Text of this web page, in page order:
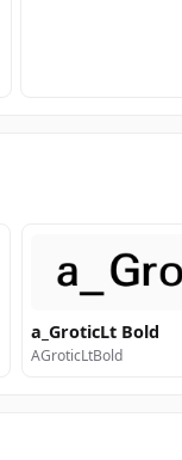
a_GroticLt Bold
AGroticLtBold